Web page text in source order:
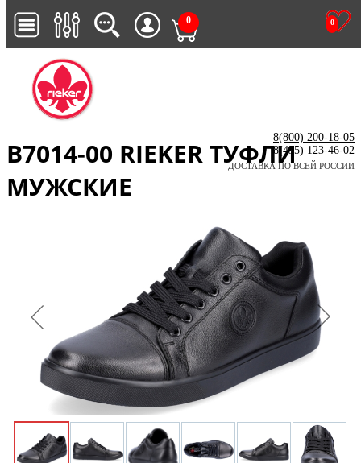
0
0
8(800) 200-18-05
8(495) 123-46-02
ДОСТАВКА ПО ВСЕЙ РОССИИ
B7014-00 RIEKER ТУФЛИ
МУЖСКИЕ